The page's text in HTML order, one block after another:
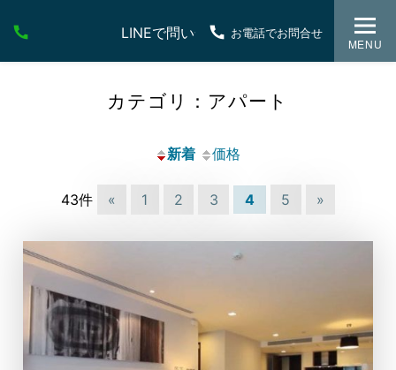
MENU
カテゴリ：アパート
新着 価格
43件 « 1 2 3 4 5 »
LINEで問い合わせお電話でお問合せ